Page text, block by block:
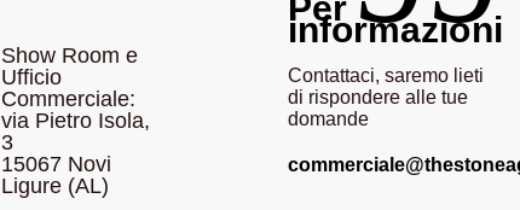
Show Room e
Ufficio
Commerciale:
via Pietro Isola,
3
15067 Novi
Ligure (AL)
informazioni
Contattaci, saremo lieti
di rispondere alle tue
domande